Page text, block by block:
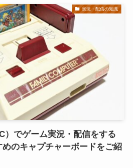
実況・配信の知識
）でゲーム実況・配信をする
のキャプチャーボードをご紹